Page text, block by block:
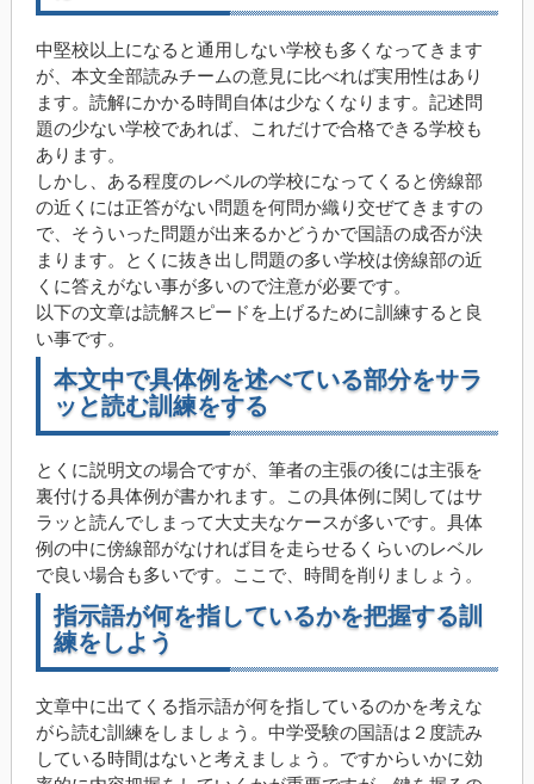
中堅校以上になると通用しない学校も多くなってきます
が、本文全部読みチームの意見に比べれば実用性はあり
ます。読解にかかる時間自体は少なくなります。記述問
題の少ない学校であれば、これだけで合格できる学校も
あります。
しかし、ある程度のレベルの学校になってくると傍線部
の近くには正答がない問題を何問か織り交ぜてきますの
で、そういった問題が出来るかどうかで国語の成否が決
まります。とくに抜き出し問題の多い学校は傍線部の近
くに答えがない事が多いので注意が必要です。
以下の文章は読解スピードを上げるために訓練すると良
い事です。
本文中で具体例を述べている部分をサラ
ッと読む訓練をする
とくに説明文の場合ですが、筆者の主張の後には主張を
裏付ける具体例が書かれます。この具体例に関してはサ
ラッと読んでしまって大丈夫なケースが多いです。具体
例の中に傍線部がなければ目を走らせるくらいのレベル
で良い場合も多いです。ここで、時間を削りましょう。
指示語が何を指しているかを把握する訓
練をしよう
文章中に出てくる指示語が何を指しているのかを考えな
がら読む訓練をしましょう。中学受験の国語は２度読み
している時間はないと考えましょう。ですからいかに効